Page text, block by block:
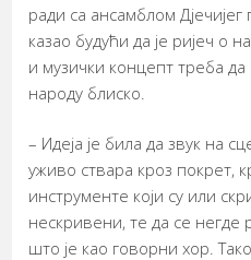
ради са ансамблом
казао будући да је ријеч о
и музички концепт треба
народу блиско.
– Идеја је била да звук на
уживо ствара кроз покрет,
инструменте који су или
нескривени, те да се
што је као говорни хор.